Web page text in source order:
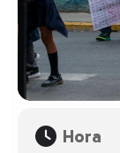
Hora